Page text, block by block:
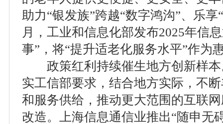
助力“银发族”跨越“数字鸿沟”、乐
月，工业和信息化部发布2025年信
事”，将“提升适老化服务水平”作为
政策红利持续催生地方创新样本
实工信部要求，结合地方实际，不
和服务供给，推动更大范围的互联
改造。上海信息通信业推出“随申无